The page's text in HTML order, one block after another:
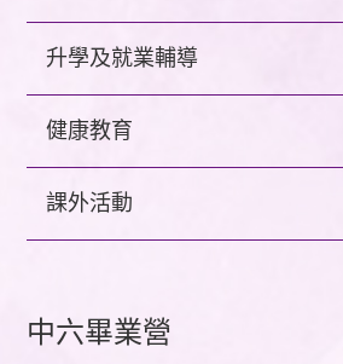
升學及就業輔導
健康教育
課外活動
中六畢業營